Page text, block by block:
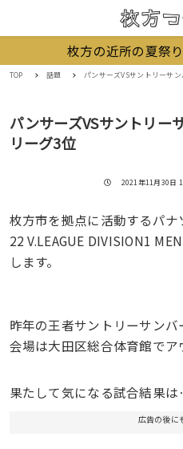
枚方の近所の夏祭
TOP 話題 パンサーズVSサントリーサ
パンサーズVSサントリー
リーグ3位
投稿日
2021年11月30日
枚方市を拠点に活動するパ
22 V.LEAGUE DIVISION1
します。
昨年の王者サントリーサンバ
会場は大田区総合体育館でア
果たして気になる試合結果
広告の後に